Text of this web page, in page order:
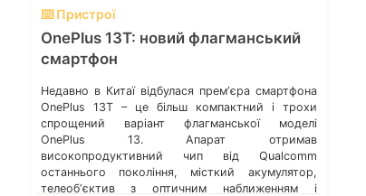
⌨️ Пристрої
OnePlus 13T: новий флагманський
смартфон
Недавно в Китаї відбулася премʼєра смартфона
OnePlus 13T – це більш компактний і трохи
спрощений варіант флагманської моделі
OnePlus 13. Апарат отримав
високопродуктивний чип від Qualcomm
останнього покоління, місткий акумулятор,
телеобʼєктив з оптичним наближенням і